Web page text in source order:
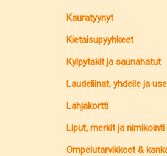
Kauratyynyt
Kietaisupyyhkeet
Kylpytakit ja saunahatut
Laudeliinat, yhdelle ja
Lahjakortti
Liput, merkit ja nimikointi
Ompelutarvikkeet &